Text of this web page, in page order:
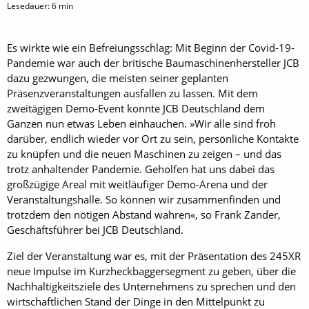
Lesedauer:6 min
Es wirkte wie ein Befreiungsschlag: Mit Beginn der Covid-19-
Pandemie war auch der britische Baumaschinenhersteller JCB
dazu gezwungen, die meisten seiner geplanten
Präsenzveranstaltungen ausfallen zu lassen. Mit dem
zweitägigen Demo-Event konnte JCB Deutschland dem
Ganzen nun etwas Leben einhauchen. »Wir alle sind froh
darüber, endlich wieder vor Ort zu sein, persönliche Kontakte
zu knüpfen und die neuen Maschinen zu zeigen – und das
trotz anhaltender Pandemie. Geholfen hat uns dabei das
großzügige Areal mit weitläufiger Demo-Arena und der
Veranstaltungshalle. So können wir zusammenfinden und
trotzdem den nötigen Abstand wahren«, so Frank Zander,
Geschäftsführer bei JCB Deutschland.
Ziel der Veranstaltung war es, mit der Präsentation des 245XR
neue Impulse im Kurzheckbaggersegment zu geben, über die
Nachhaltigkeitsziele des Unternehmens zu sprechen und den
wirtschaftlichen Stand der Dinge in den Mittelpunkt zu